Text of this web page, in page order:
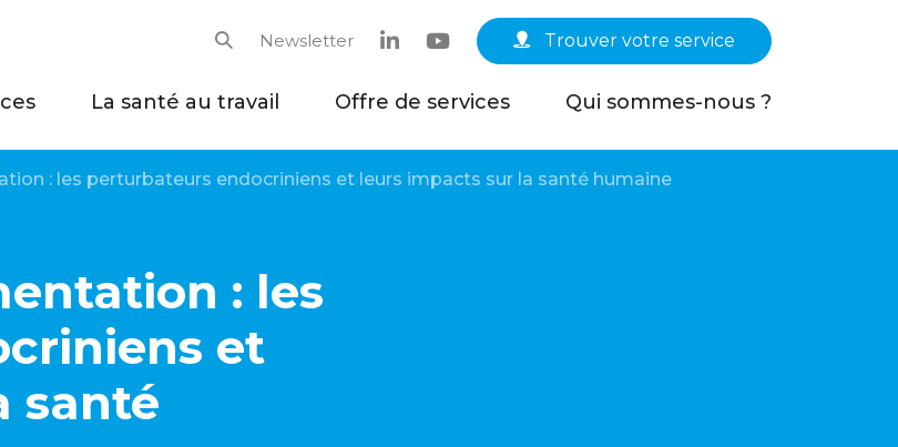
Newsletter LinkedinYouTube Trouver votre service
La santé au travail Offre de services Qui sommes-nous ?
: les
et
santé
: les perturbateurs endocriniens et leurs impacts sur la santé humaine